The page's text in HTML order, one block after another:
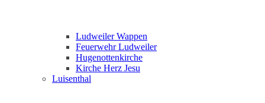
Ludweiler Wappen
Feuerwehr Ludweiler
Hugenottenkirche
Kirche Herz Jesu
Luisenthal